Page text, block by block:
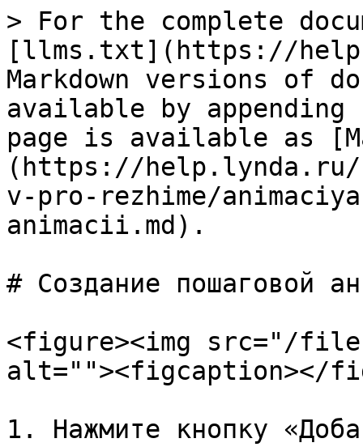
> For the complete
[llms.txt](https://
Markdown versions of
available by
page is available as
(https://help.lynda.ru/
v-pro-rezhime/
animacii.md).
# Создание пошаговой
<figure><img src="/files/
alt=""><figcaption></
1. Нажмите кнопку